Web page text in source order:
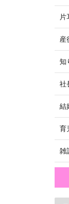
片
産
知
社
結
育
雑